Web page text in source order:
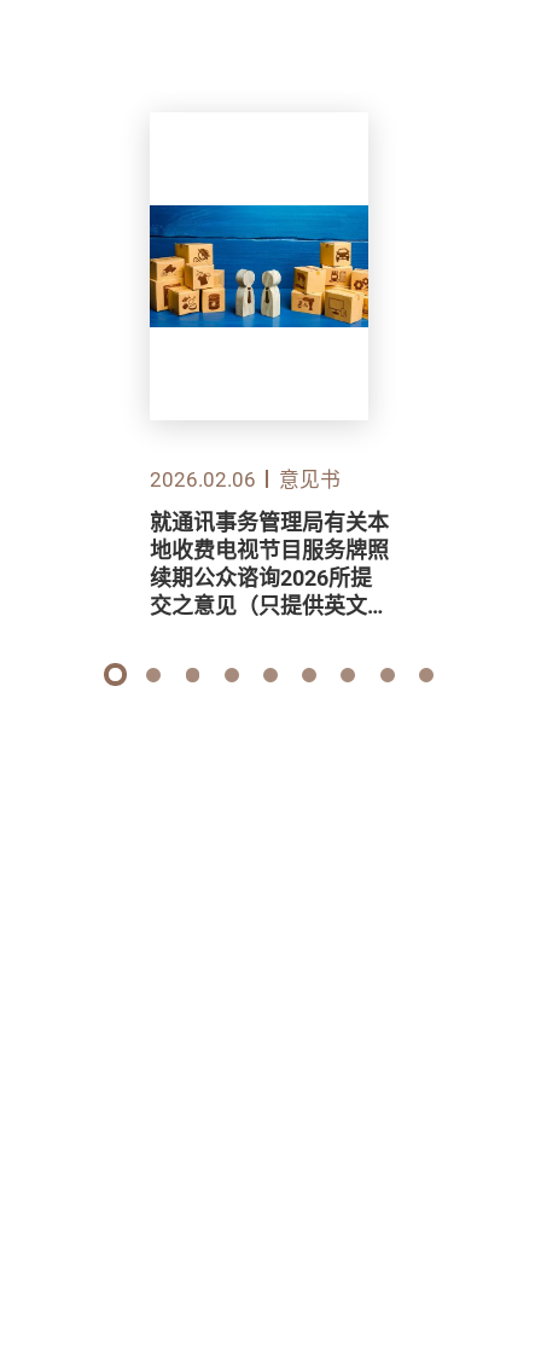
2026.02.06 意见书
就通讯事务管理局有关本
地收费电视节目服务牌照
续期公众谘询2026所提
交之意见（只提供英文
1 2 3 4 5 6 7 8 9